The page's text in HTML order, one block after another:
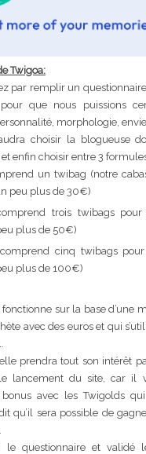
Twigoa:
par remplir un
que nous puissions
morphologie,
choisir la blogueuse
enfin choisir entre 3
un twibag (notre
peu plus de 30€)
trois twibags
plus de 50€)
cinq twibags
plus de 100€)
sur la base d’une
avec des euros et qui
prendra tout son intérêt
lancement du site, car il
bonus avec les Twigolds
qu’il sera possible de
le questionnaire et validé